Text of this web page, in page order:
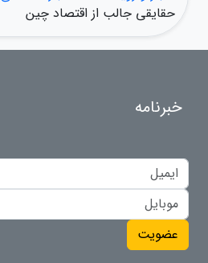
حقایقی جالب از اقتصاد چین
خبرنامه
عضویت